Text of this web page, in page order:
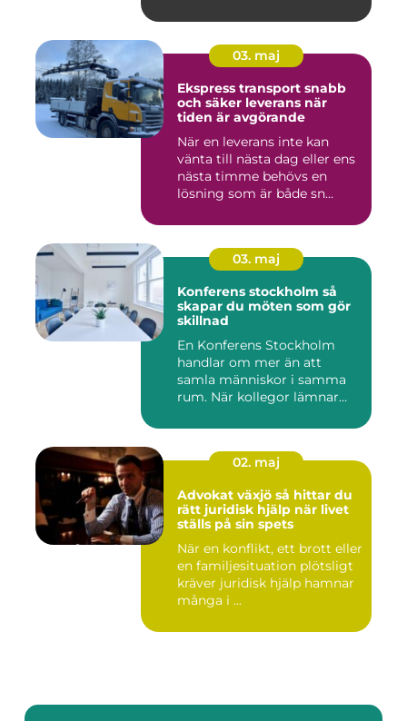
03. maj
Ekspress transport snabb
och säker leverans när
tiden är avgörande
När en leverans inte kan
vänta till nästa dag eller ens
nästa timme behövs en
lösning som är både sn...
03. maj
Konferens stockholm så
skapar du möten som gör
skillnad
En Konferens Stockholm
handlar om mer än att
samla människor i samma
rum. När kollegor lämnar
02. maj
Advokat växjö så hittar du
rätt juridisk hjälp när livet
ställs på sin spets
När en konflikt, ett brott eller
en familjesituation plötsligt
kräver juridisk hjälp hamnar
många i ...